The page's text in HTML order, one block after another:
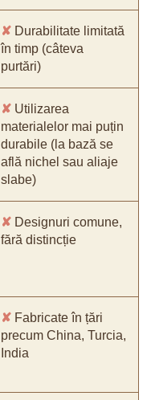
✘ Durabilitate limitată
în timp (câteva
purtări)
✘ Utilizarea
materialelor mai puțin
durabile (la bază se
află nichel sau aliaje
slabe)
✘ Designuri comune,
fără distincție
✘ Fabricate în țări
precum China, Turcia,
India